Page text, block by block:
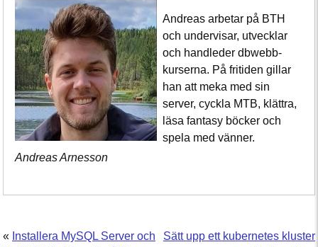
Andreas Arnesson
Andreas arbetar på BTH
och undervisar, utvecklar
och handleder dbwebb-
kurserna. På fritiden gillar
han att meka med sin
server, cyckla MTB, klättra,
läsa fantasy böcker och
spela med vänner.
Sätt upp ett kubernetes kluster
« Installera MySQL Server och